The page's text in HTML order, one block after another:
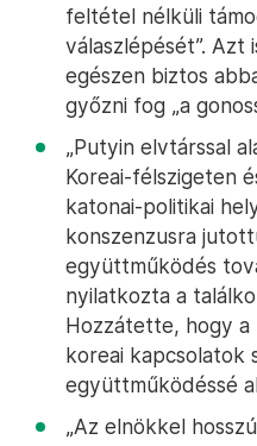
feltétel nélküli
válaszlépését”. Azt
egészen biztos
győzni fog „a
„Putyin elvtárssal
Koreai-félszigeten
katonai-politikai
konszenzusra
együttműködés
nyilatkozta a
Hozzátette, hogy a
koreai kapcsolatok
együttműködéssé
„Az elnökkel